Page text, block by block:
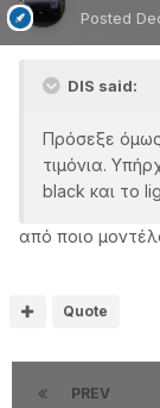
Posted
DIS said:
Πρόσεξε
τιμόνια.
black και το
από ποιο
Quote
PREV